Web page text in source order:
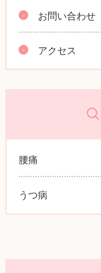
お問い合わせ
アクセス
腰痛
うつ病